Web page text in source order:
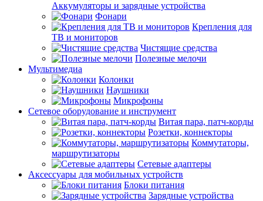
Аккумуляторы и зарядные устройства
Фонари
Крепления для
ТВ и мониторов
Чистящие средства
Полезные мелочи
Мультимедиа
Колонки
Наушники
Микрофоны
Сетевое оборудование и инструмент
Витая пара, патч-корды
Розетки, коннекторы
Коммутаторы,
маршрутизаторы
Сетевые адаптеры
Аксессуары для мобильных устройств
Блоки питания
Зарядные устройства